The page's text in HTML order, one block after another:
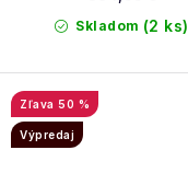
Skladom (2 ks)
50 %
Výpredaj